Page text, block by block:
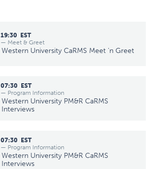
19:30 EST
— Meet & Greet
Western University CaRMS Meet 'n Greet
07:30 EST
— Program Information
Western University PM&R CaRMS
Interviews
07:30 EST
— Program Information
Western University PM&R CaRMS
Interviews